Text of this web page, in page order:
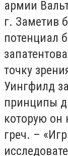
армии
г. Заметив
потенциал
точку
Уингфилд
принципы
которую он
греч. –